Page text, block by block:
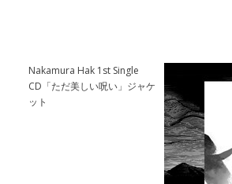
Nakamura Hak 1st Single
CD「ただ美しい呪い」ジャケ
ット